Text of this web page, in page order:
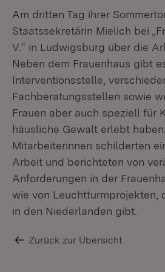
Am dritten Tag ihrer
Staatssekretärin Mielich bei
V.“ in Ludwigsburg über die
Neben dem Frauenhaus gibt
Interventionsstelle,
Fachberatungsstellen sowie
Frauen aber auch speziell für
häusliche Gewalt erlebt
Mitarbeiterinnen schilderten
Arbeit und berichteten von
Anforderungen in der
wie von Leuchtturmprojekten,
in den Niederlanden gibt.
Zurück zur Übersicht